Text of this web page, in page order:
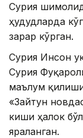
Сурия
ҳудудларда
зарар кўрган.
Сурия Инсон
Сурия
маълум
«Зайтун
киши ҳалок
яраланган.